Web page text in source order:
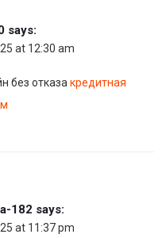
says:
at 12:30 am
без отказа кредитная
182 says:
at 11:37 pm